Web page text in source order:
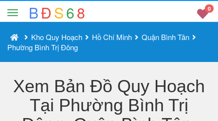
BĐS68 0
Kho Quy Hoạch Hồ Chí Minh
Quận Bình Tân
Phường Bình Trị Đông
Xem Bản Đồ Quy Hoạch
Tại Phường Bình Trị